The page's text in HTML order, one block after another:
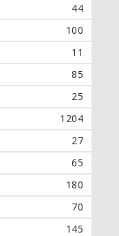
44
100
11
85
25
1204
27
65
180
70
145